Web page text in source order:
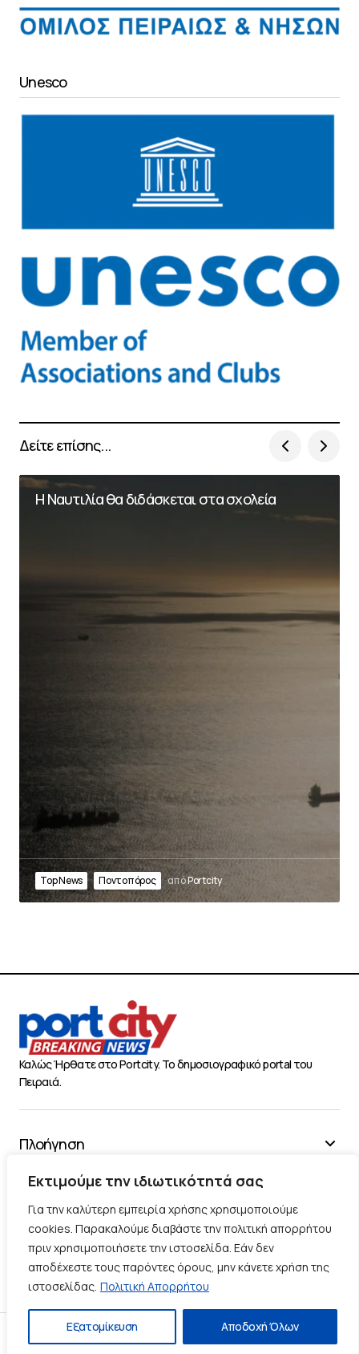
Εκτιμούμε την ιδιωτικότητά σας
Για την καλύτερη εμπειρία χρήσης χρησιμοποιούμε
cookies. Παρακαλούμε διαβάστε την πολιτική απορρήτου
πριν χρησιμοποιήσετε την ιστοσελίδα. Εάν δεν
αποδέχεστε τους παρόντες όρους, μην κάνετε χρήση της
ιστοσελίδας. Πολιτική Απορρήτου
Εξατομίκευση Αποδοχή Όλων
Unesco
Δείτε επίσης...
Η Ναυτιλία θα διδάσκεται στα σχολεία
Top News Ποντοπόρος απόPortcity
Καλώς Ήρθατε στο Portcity. Το δημοσιογραφικό portal του
Πειραιά.
Πλοήγηση
Χρήσιμα
Διάφορα
Ακολουθήστε μας
Πολιτική ΑπορρήτουΠολιτική Cookies
Επικοινωνία
© 2025 |Κατασκευή Blog